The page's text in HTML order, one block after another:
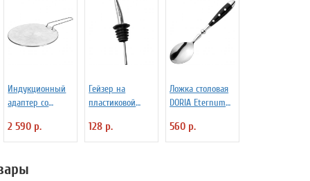
Индукционный
адаптер со
D=22.5 см
Frabosk 7050209
2 590 р.
Гейзер на
пластиковой
«Проотель»
D=28/15 мм L=110
128 р.
Ложка столовая
DORIA Eternum
560 р.